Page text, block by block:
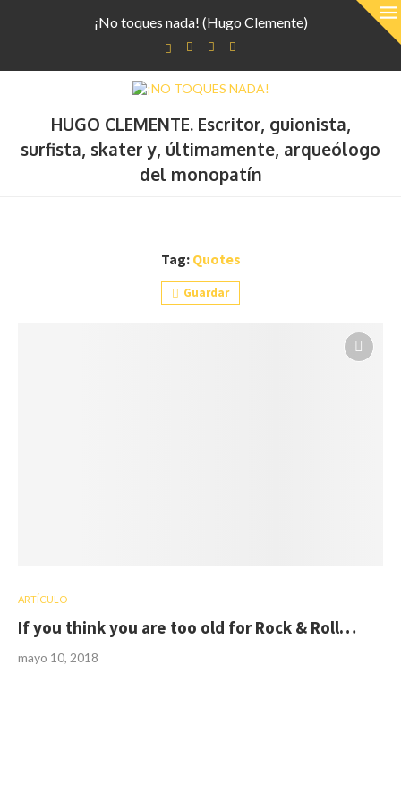
¡No toques nada! (Hugo Clemente)
HUGO CLEMENTE. Escritor, guionista,
surfista, skater y, últimamente, arqueólogo
del monopatín
Tag: Quotes
Guardar
ARTÍCULO
If you think you are too old for Rock & Roll…
mayo 10, 2018